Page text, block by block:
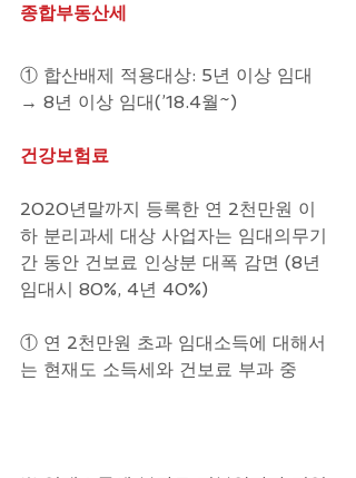
종합부동산세
① 합산배제 적용대상: 5년 이상 임대
→ 8년 이상 임대(’18.4월~)
건강보험료
2020년말까지 등록한 연 2천만원 이
하 분리과세 대상 사업자는 임대의무기
간 동안 건보료 인상분 대폭 감면 (8년
임대시 80%, 4년 40%)
① 연 2천만원 초과 임대소득에 대해서
는 현재도 소득세와 건보료 부과 중